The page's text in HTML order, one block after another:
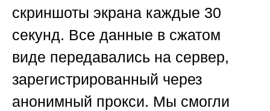
скриншоты экрана каждые 30
секунд. Все данные в сжатом
виде передавались на сервер,
зарегистрированный через
анонимный прокси. Мы смогли